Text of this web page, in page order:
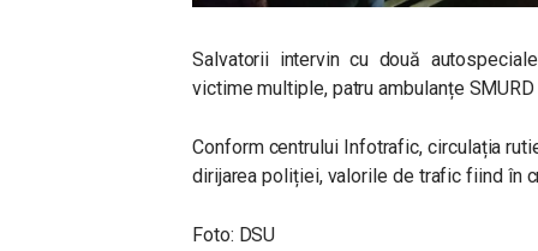
Salvatorii intervin cu două
victime multiple, patru ambulanțe
Conform centrului Infotrafic, circulația
dirijarea poliției, valorile de trafic fiind în
Foto: DSU